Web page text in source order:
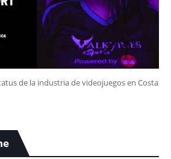
de la industria de videojuegos en Costa